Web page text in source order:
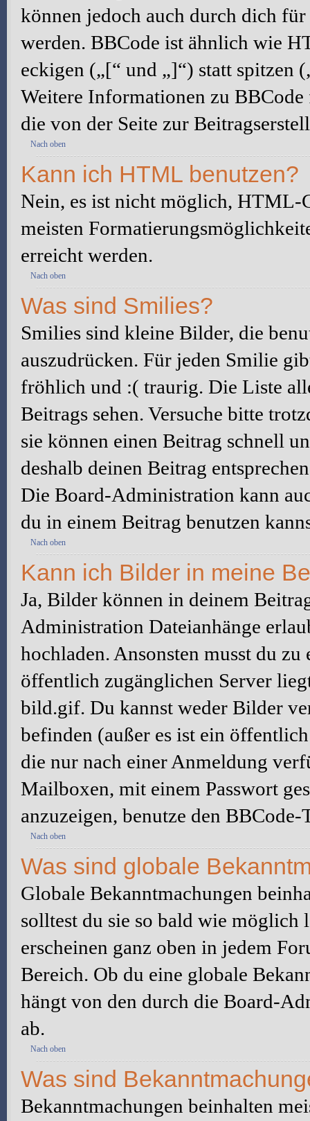
können jedoch auch durch dich
werden. BBCode ist ähnlich wie
eckigen („[“ und „]“) statt spitzen
Weitere Informationen zu
die von der Seite zur
Nach oben
Kann ich HTML benutzen?
Nein, es ist nicht möglich, HTML-
meisten
erreicht werden.
Nach oben
Was sind Smilies?
Smilies sind kleine Bilder, die
auszudrücken. Für jeden Smilie
fröhlich und :( traurig. Die Liste
Beitrags sehen. Versuche bitte
sie können einen Beitrag schnell
deshalb deinen Beitrag
Die Board-Administration kann
du in einem Beitrag benutzen
Nach oben
Kann ich Bilder in meine
Ja, Bilder können in deinem
Administration Dateianhänge
hochladen. Ansonsten musst du
öffentlich zugänglichen Server
bild.gif. Du kannst weder Bilder
befinden (außer es ist ein
die nur nach einer Anmeldung
Mailboxen, mit einem Passwort
anzuzeigen, benutze den
Nach oben
Was sind globale
Globale Bekanntmachungen
solltest du sie so bald wie möglich
erscheinen ganz oben in jedem
Bereich. Ob du eine globale
hängt von den durch die Board-
ab.
Nach oben
Was sind
Bekanntmachungen beinhalten